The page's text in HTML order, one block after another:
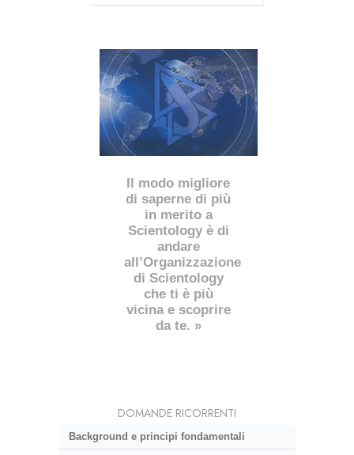
Il modo migliore
di saperne di più
in merito a
Scientology è di
andare
all’Organizzazione
di Scientology
che ti è più
vicina e scoprire
da te. »
DOMANDE RICORRENTI
Background e principi fondamentali